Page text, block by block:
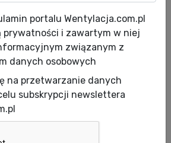
CHŁODNICZE.
portalu Wentylacja.com.pl
prywatności i zawartym w niej
związanym z
danych osobowych
na przetwarzanie danych
subskrypcji newslettera